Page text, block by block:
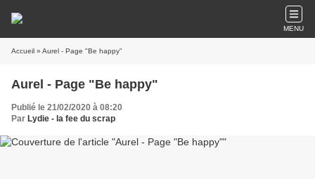
MENU
Accueil » Aurel - Page "Be happy"
Aurel - Page "Be happy"
Publié le 21/02/2020 à 08:20
Par Lydie - la fee du scrap